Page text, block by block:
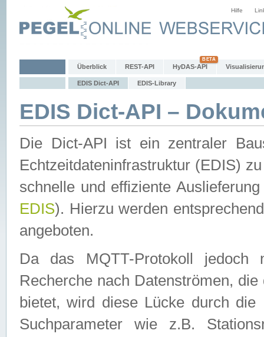
Hilfe
Überblick REST-API HyDAS-API
EDIS Dict-API EDIS-Library
EDIS Dict-API –
Die Dict-API ist ein zentraler
Echtzeitdateninfrastruktur (EDIS)
schnelle und effiziente
EDIS). Hierzu werden
angeboten.
Da das MQTT-Protokoll jedoch
Recherche nach Datenströmen,
bietet, wird diese Lücke durch die
Suchparameter wie z.B.